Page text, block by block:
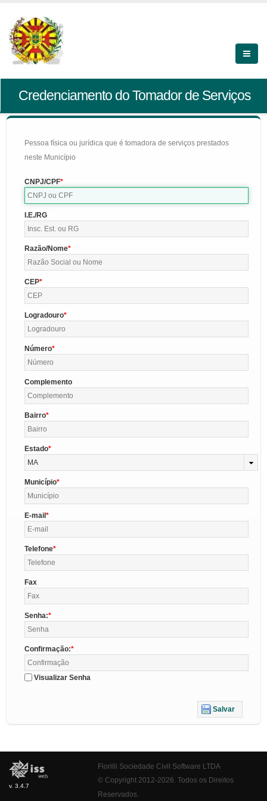
Credenciamento do Tomador de Serviços
Pessoa física ou jurídica que é tomadora de serviços prestados
neste Município
CNPJ/CPF
I.E./RG
Razão/Nome
CEP
Logradouro
Número
Complemento
Bairro
Estado
MA
Município
E-mail
Telefone
Fax
Senha:
Confirmação:
Visualizar Senha
Salvar
v. 3.4.7
Fiorilli Sociedade Civil Software LTDA
© Copyright 2012-2026. Todos os Direitos
Reservados.